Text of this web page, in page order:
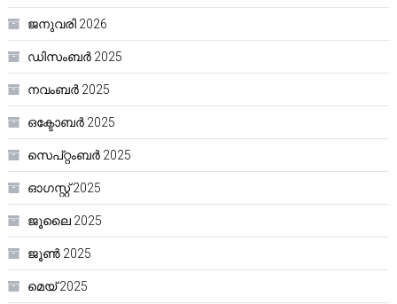
ജനുവരി 2026
ഡിസംബർ 2025
നവംബർ 2025
ഒക്ടോബർ 2025
സെപ്റ്റംബർ 2025
ഓഗസ്റ്റ്‌ 2025
ജൂലൈ 2025
ജൂൺ 2025
മെയ്‌ 2025